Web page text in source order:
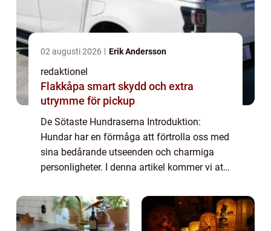
02 augusti 2026 Erik Andersson
redaktionel
Flakkåpa smart skydd och extra
utrymme för pickup
De Sötaste Hundraserna Introduktion:
Hundar har en förmåga att förtrolla oss med
sina bedårande utseenden och charmiga
personligheter. I denna artikel kommer vi att
upptäcka vad som gör dem så
oemotståndliga för må...